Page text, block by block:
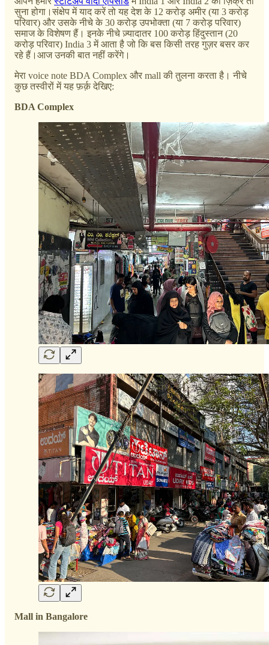
सुना होगा।संक्षेप में याद करें तो यह देश के 12 करोड़ अमीर (या 3 करोड़
परिवार) और उसके नीचे के 30 करोड़ उपभोक्ता (या 7 करोड़ परिवार)
समाज के विशेषण हैं। इनके नीचे ज़्यादातर 100 करोड़ हिंदुस्तान (20
करोड़ परिवार) India 3 में आता है जो कि बस किसी तरह गुज़र बसर कर
रहे हैं।आज उनकी बात नहीं करेंगे।
मेरा voice note BDA Complex और mall की तुलना करता है। नीचे
कुछ तस्वीरों में यह फ़र्क़ देखिए:
BDA Complex
Mall in Bangalore